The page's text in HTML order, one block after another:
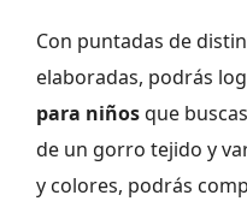
Con puntadas de
elaboradas, podrás
para niñosque
de un gorro tejido y
y colores, podrás